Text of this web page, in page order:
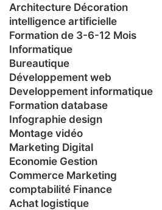
Architecture Décoration
intelligence artificielle
Formation de 3-6-12 Mois
Informatique
Bureautique
Développement web
Developpement informatique
Formation database
Infographie design
Montage vidéo
Marketing Digital
Economie Gestion
Commerce Marketing
comptabilité Finance
Achat logistique